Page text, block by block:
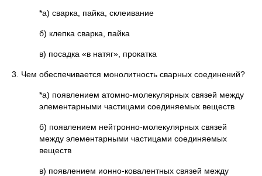
*а) сварка, пайка, склеивание
б) клепка сварка, пайка
в) посадка «в натяг», прокатка
3. Чем обеспечивается монолитность сварных соединений?
*а) появлением атомно-молекулярных связей между
элементарными частицами соединяемых веществ
б) появлением нейтронно-молекулярных связей
между элементарными частицами соединяемых
веществ
в) появлением ионно-ковалентных связей между